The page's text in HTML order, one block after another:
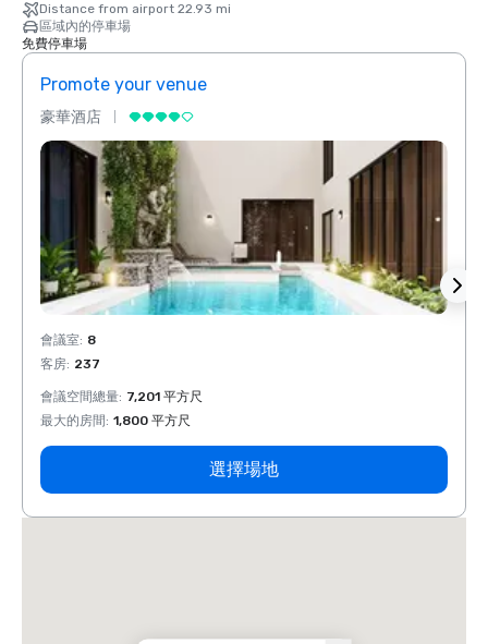
Distance from airport 22.93 mi
區域內的停車場
免費停車場
Promote your venue
豪華酒店
會議室: 8
客房: 237
會議空間總量: 7,201 平方尺
最大的房間 : 1,800 平方尺
選擇場地